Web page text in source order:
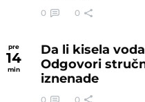
0 0
pre
14
min
Da li kisela
Odgovori
iznenade
0 0